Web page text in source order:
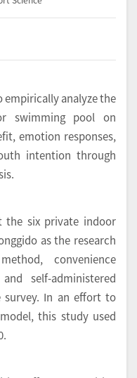
empirically analyze the
swimming pool on
emotion responses,
intention through
the six private indoor
as the research
convenience
self-administered
survey. In an effort to
this study used